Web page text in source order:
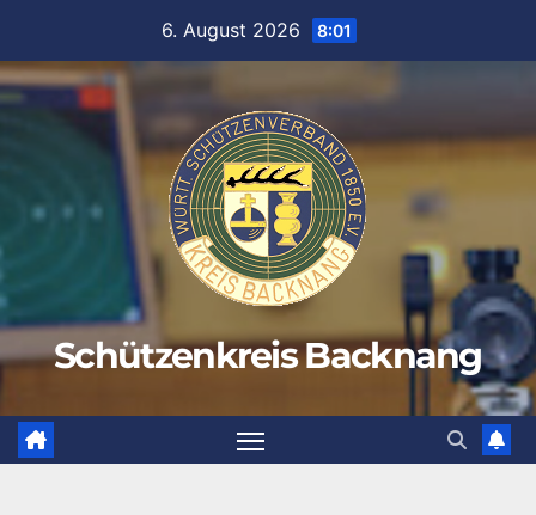
springen
6. August 2026 8:01
Schützenkreis Backnang